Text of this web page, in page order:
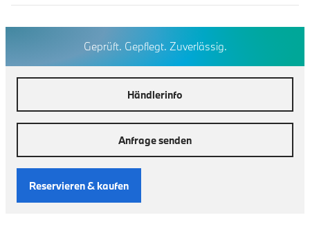
Geprüft. Gepflegt. Zuverlässig.
Händlerinfo
Anfrage senden
Reservieren & kaufen